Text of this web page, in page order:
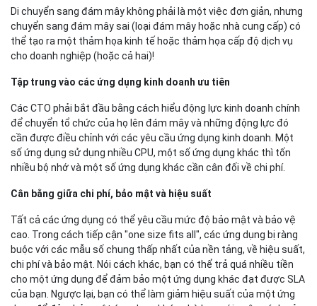
Di chuyển sang đám mây không phải là một việc đơn giản, nhưng
chuyển sang đám mây sai (loại đám mây hoặc nhà cung cấp) có
thể tạo ra một thảm họa kinh tế hoặc thảm họa cấp độ dịch vụ
cho doanh nghiệp (hoặc cả hai)!
Tập trung vào các ứng dụng kinh doanh ưu tiên
Các CTO phải bắt đầu bằng cách hiểu động lực kinh doanh chính
để chuyển tổ chức của họ lên đám mây và những động lực đó
cần được điều chỉnh với các yêu cầu ứng dụng kinh doanh. Một
số ứng dụng sử dụng nhiều CPU, một số ứng dụng khác thì tốn
nhiều bộ nhớ và một số ứng dụng khác cần cân đối về chi phí.
Cân bằng giữa chi phí, bảo mật và hiệu suất
Tất cả các ứng dụng có thể yêu cầu mức độ bảo mật và bảo vệ
cao. Trong cách tiếp cận "one size fits all", các ứng dụng bị ràng
buộc với các mẫu số chung thấp nhất của nền tảng, về hiệu suất,
chi phí và bảo mật. Nói cách khác, bạn có thể trả quá nhiều tiền
cho một ứng dụng để đảm bảo một ứng dụng khác đạt được SLA
của bạn. Ngược lại, bạn có thể làm giảm hiệu suất của một ứng